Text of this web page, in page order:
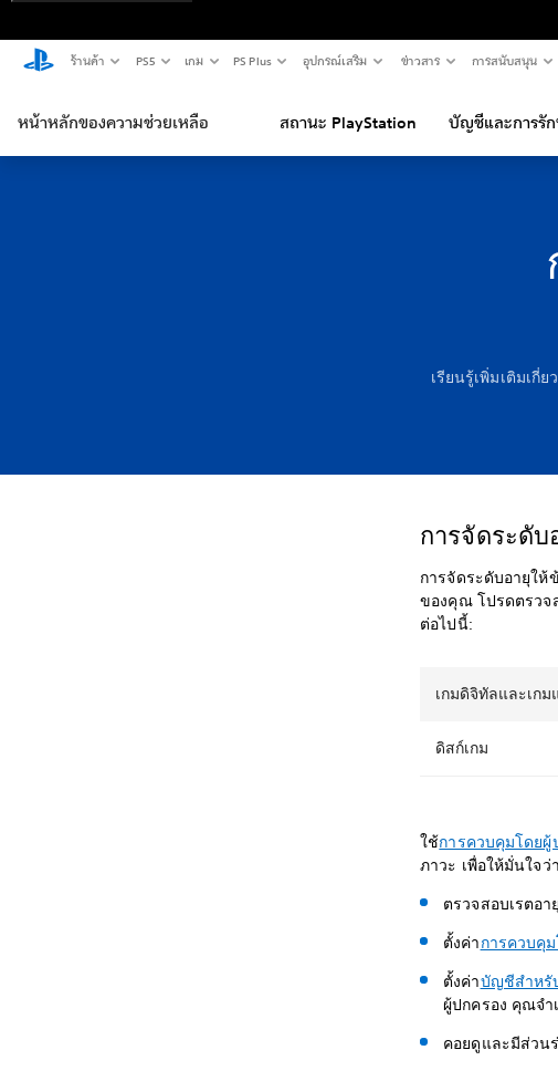
ร้านค้า PS5 เกม PS Plus อุปกรณ์เสริม ข่าวสาร การสนับสนุน
หน้าหลักของความช่วยเหลือ สถานะ PlayStation บัญชีและการรั
เรียนรู้เพิ่มเติมเกี่
การจัดระดับ
การจัดระดับอายุให้
ของคุณ โปรดตรวจ
ต่อไปนี้:
เกมดิจิทัลและเก
ดิสก์เกม
ใช้การควบคุมโดยผู้
ภาวะ เพื่อให้มั่นใจ
ตรวจสอบเรตอ
ตั้งค่าการควบคุ
ตั้งค่าบัญชีสำหรั
ผู้ปกครอง คุณจ
คอยดูและมีส่วน